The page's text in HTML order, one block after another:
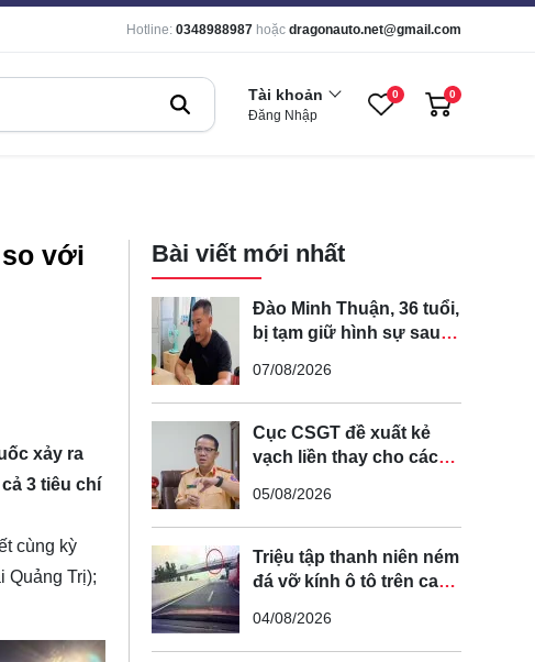
Hotline: 0348988987 hoặc dragonauto.net@gmail.com
Tài khoản
Đăng Nhập
0 0
so với
xảy ra
3 tiêu chí
cùng kỳ
Quảng Trị);
Bài viết mới nhất
Đào Minh Thuận, 36 tuổi,
bị tạm giữ hình sự sau
rồi đạp ngã chồng cũ
của bạn gái
07/08/2026
Cục CSGT đề xuất kẻ
vạch liền thay cho các
tuyến đường cong, cua,
đèo dốc để tránh tài xế
vượt ẩu
05/08/2026
Triệu tập thanh niên ném
đá vỡ kính ô tô trên cao
04/08/2026